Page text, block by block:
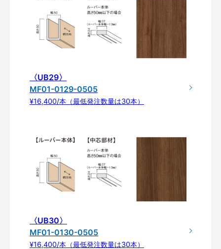
〈UB29〉
MF01-0129-0505
¥16,400/本（最低発注数量は30本）
〈UB30〉
MF01-0130-0505
¥16,400/本（最低発注数量は30本）